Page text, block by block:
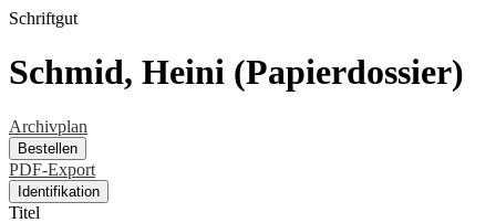
Schriftgut
Schmid, Heini (Papierdossier)
Archivplan
Bestellen
PDF-Export
Identifikation
Titel